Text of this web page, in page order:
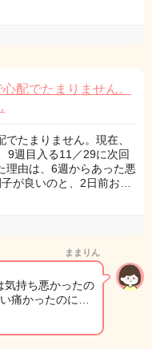
配でたまりません。
たまりません。現在、
9週目入る11／29に次回
理由は、6週からあった悪
が良いのと、2日前お…
ままりん
気持ち悪かったの
痛かったのに…